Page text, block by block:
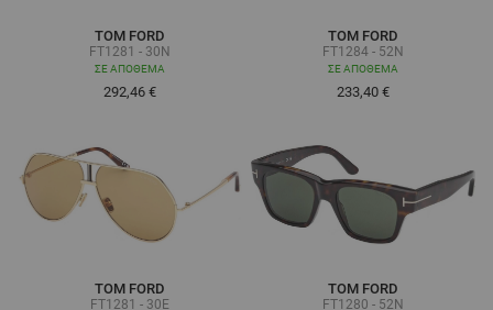
TOM FORD
FT1281 - 30N
ΣΕ ΑΠΌΘΕΜΑ
292,46 €
TOM FORD
FT1284 - 52N
ΣΕ ΑΠΌΘΕΜΑ
233,40 €
TOM FORD
FT1281 - 30E
TOM FORD
FT1280 - 52N